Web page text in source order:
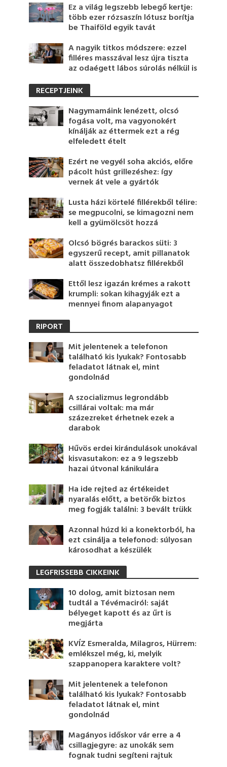
Ez a világ legszebb lebegő kertje:
több ezer rózsaszín lótusz borítja
be Thaiföld egyik tavát
A nagyik titkos módszere: ezzel
filléres masszával lesz újra tiszta
az odaégett lábos súrolás nélkül is
RECEPTJEINK
Nagymamáink lenézett, olcsó
fogása volt, ma vagyonokért
kínálják az éttermek ezt a rég
elfeledett ételt
Ezért ne vegyél soha akciós, előre
pácolt húst grillezéshez: így
vernek át vele a gyártók
Lusta házi körtelé fillérekből télire:
se megpucolni, se kimagozni nem
kell a gyümölcsöt hozzá
Olcsó bögrés barackos süti: 3
egyszerű recept, amit pillanatok
alatt összedobhatsz fillérekből
Ettől lesz igazán krémes a rakott
krumpli: sokan kihagyják ezt a
mennyei finom alapanyagot
RIPORT
Mit jelentenek a telefonon
található kis lyukak? Fontosabb
feladatot látnak el, mint
gondolnád
A szocializmus legrondább
csillárai voltak: ma már
százezreket érhetnek ezek a
darabok
Hűvös erdei kirándulások unokával
kisvasutakon: ez a 9 legszebb
hazai útvonal kánikulára
Ha ide rejted az értékeidet
nyaralás előtt, a betörők biztos
meg fogják találni: 3 bevált trükk
Azonnal húzd ki a konektorból, ha
ezt csinálja a telefonod: súlyosan
károsodhat a készülék
LEGFRISSEBB CIKKEINK
10 dolog, amit biztosan nem
tudtál a Tévémaciról: saját
bélyeget kapott és az űrt is
megjárta
KVÍZ Esmeralda, Milagros, Hürrem:
emlékszel még, ki, melyik
szappanopera karaktere volt?
Mit jelentenek a telefonon
található kis lyukak? Fontosabb
feladatot látnak el, mint
gondolnád
Magányos időskor vár erre a 4
csillagjegyre: az unokák sem
fognak tudni segíteni rajtuk